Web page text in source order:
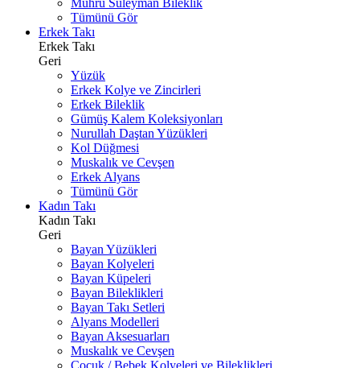
Mührü Süleyman Bileklik
Tümünü Gör
Erkek Takı
Erkek Takı
Geri
Yüzük
Erkek Kolye ve Zincirleri
Erkek Bileklik
Gümüş Kalem Koleksiyonları
Nurullah Daştan Yüzükleri
Kol Düğmesi
Muskalık ve Cevşen
Erkek Alyans
Tümünü Gör
Kadın Takı
Kadın Takı
Geri
Bayan Yüzükleri
Bayan Kolyeleri
Bayan Küpeleri
Bayan Bileklikleri
Bayan Takı Setleri
Alyans Modelleri
Bayan Aksesuarları
Muskalık ve Cevşen
Çocuk / Bebek Kolyeleri ve Bileklikleri